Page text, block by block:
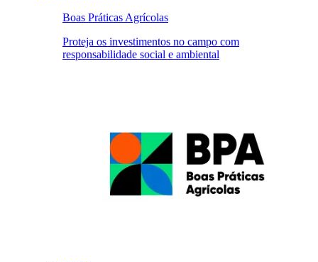
Boas Práticas Agrícolas
Proteja os investimentos no campo com
responsabilidade social e ambiental